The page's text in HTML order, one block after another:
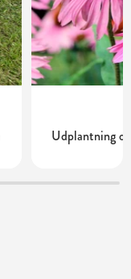
Udplantning